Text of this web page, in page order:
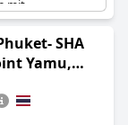
mit
Allgemeinen ein
privaten und
schön und
der Anlage.
SHA
Yamu,